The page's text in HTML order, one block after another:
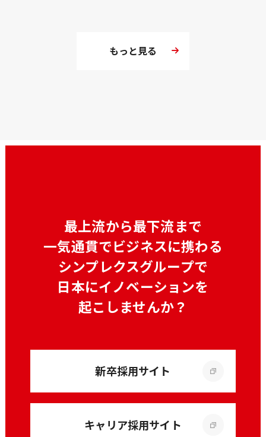
もっと見る
最上流から最下流まで
一気通貫でビジネスに携わる
シンプレクスグループで
日本にイノベーションを
起こしませんか？
新卒採用サイト
キャリア採用サイト